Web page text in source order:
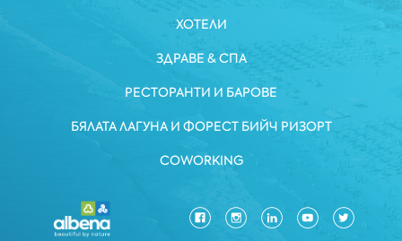
ХОТЕЛИ
ЗДРАВЕ & СПА
РЕСТОРАНТИ И БАРОВЕ
БЯЛАТА ЛАГУНА И ФОРЕСТ БИЙЧ РИЗОРТ
COWORKING